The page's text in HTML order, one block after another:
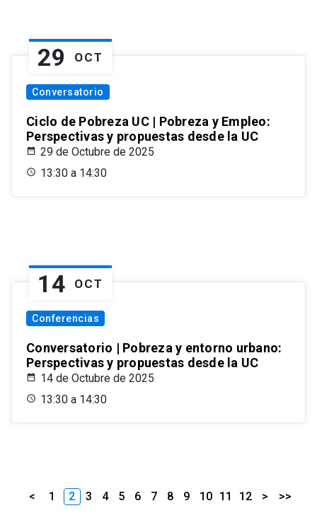
29 OCT
Conversatorio
Ciclo de Pobreza UC | Pobreza y Empleo:
Perspectivas y propuestas desde la UC
29 de Octubre de 2025
13:30 a 14:30
14 OCT
Conferencias
Conversatorio | Pobreza y entorno urbano:
Perspectivas y propuestas desde la UC
14 de Octubre de 2025
13:30 a 14:30
< 1 2 3 4 5 6 7 8 9 10 11 12 > >>